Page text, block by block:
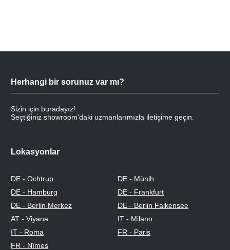
Herhangi bir sorunuz var mı?
Sizin için buradayız!
Seçtiğiniz showroom'daki uzmanlarımızla iletişime geçin.
Lokasyonlar
DE - Ochtrup
DE - Münih
DE - Hamburg
DE - Frankfurt
DE - Berlin Merkez
DE - Berlin Falkensee
AT - Viyana
IT - Milano
IT - Roma
FR - Paris
FR - Nîmes